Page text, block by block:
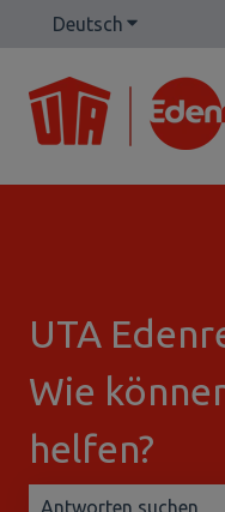
Deutsch Untermenü
UTA
Wie
helfen?